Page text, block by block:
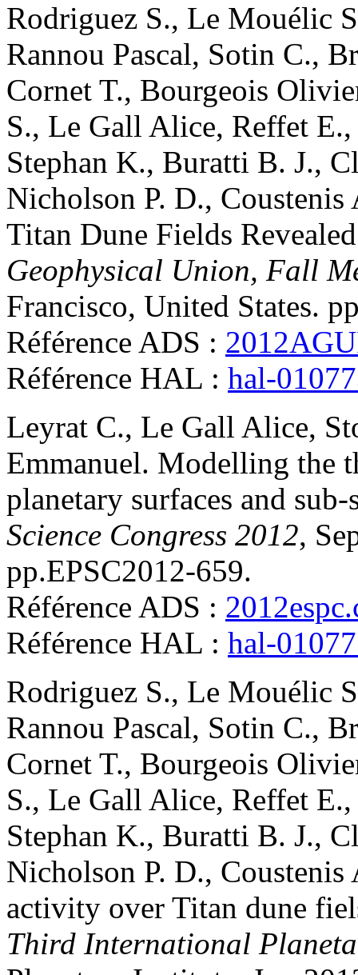
Rodriguez S., Le Mouélic
Rannou Pascal, Sotin C.,
Cornet T., Bourgeois
S., Le Gall Alice, Reffet E.
Stephan K., Buratti B. J.,
Nicholson P. D., Coustenis
Titan Dune Fields
Geophysical Union, Fall
Francisco, United States.
Référence ADS :
Référence HAL : hal-
Leyrat C., Le Gall Alice,
Emmanuel. Modelling the
planetary surfaces and sub-
Science Congress 2012,
pp.EPSC2012-659.
Référence ADS :
Référence HAL : hal-
Rodriguez S., Le Mouélic
Rannou Pascal, Sotin C.,
Cornet T., Bourgeois
S., Le Gall Alice, Reffet E.
Stephan K., Buratti B. J.,
Nicholson P. D., Coustenis
activity over Titan dune
Third International